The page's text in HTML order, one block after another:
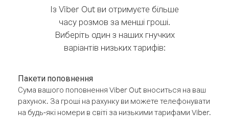
Із Viber Out ви отримуєте більше
часу розмов за менші гроші.
Виберіть один з наших гнучких
варіантів низьких тарифів:
Пакети поповнення
Сума вашого поповнення Viber Out вноситься на ваш
рахунок. За гроші на рахунку ви можете телефонувати
на будь-які номери в світі за низькими тарифами Viber.